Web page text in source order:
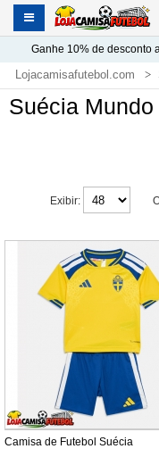
Ganhe 10%de desconto
Lojacamisafutebol.com
Suécia
Exibir:
Camisa de Futebol Suécia